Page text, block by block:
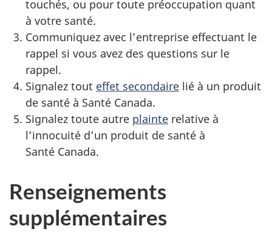
touchés, ou pour toute préoccupation quant
à votre santé.
Communiquez avec l’entreprise effectuant le
rappel si vous avez des questions sur le
rappel.
Signalez tout effet secondaire lié à un produit
de santé à Santé Canada.
Signalez toute autre plainte relative à
l’innocuité d’un produit de santé à
Santé Canada.
Renseignements
supplémentaires